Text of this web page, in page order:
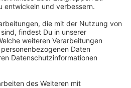
der Babypause. Mama
Papa Thomas an der Gitarre
- ist Thomas‘ Bruder. Und
im Bunde von Silbermond,
Familie. Und klar, das
verändert: Onkel Johannes
frischen Wind